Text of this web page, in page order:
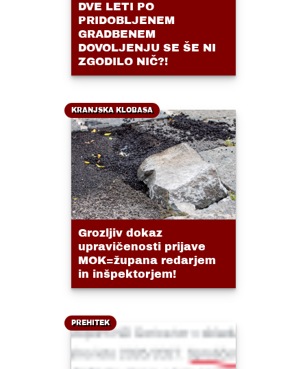
DVE LETI PO
PRIDOBLJENEM
GRADBENEM
DOVOLJENJU SE ŠE NI
ZGODILO NIČ?!
KRANJSKA KLOBASA
Grozljiv dokaz
upravičenosti prijave
MOK=župana redarjem
in inšpektorjem!
PREHITEK